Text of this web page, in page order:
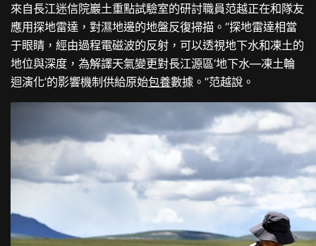
來自長江迷信院巖土重點試驗室的研討職員范越正在和隊友
應用探地雷達，對濕地邊的地盤反復掃描。“探地雷達相當
于眼睛，經由過程電磁波的反射，可以透視地下水和凍土的
地位與深度，為解譯天氣變更對長江源區‘地下水—凍土輪
迴演化’的影響機制供給原始包養數據。”范越說。